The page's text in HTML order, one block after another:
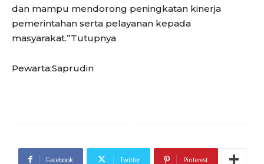
dan mampu mendorong peningkatan kinerja
pemerintahan serta pelayanan kepada
masyarakat.”Tutupnya
Pewarta:Saprudin
Facebook Twitter Pinterest